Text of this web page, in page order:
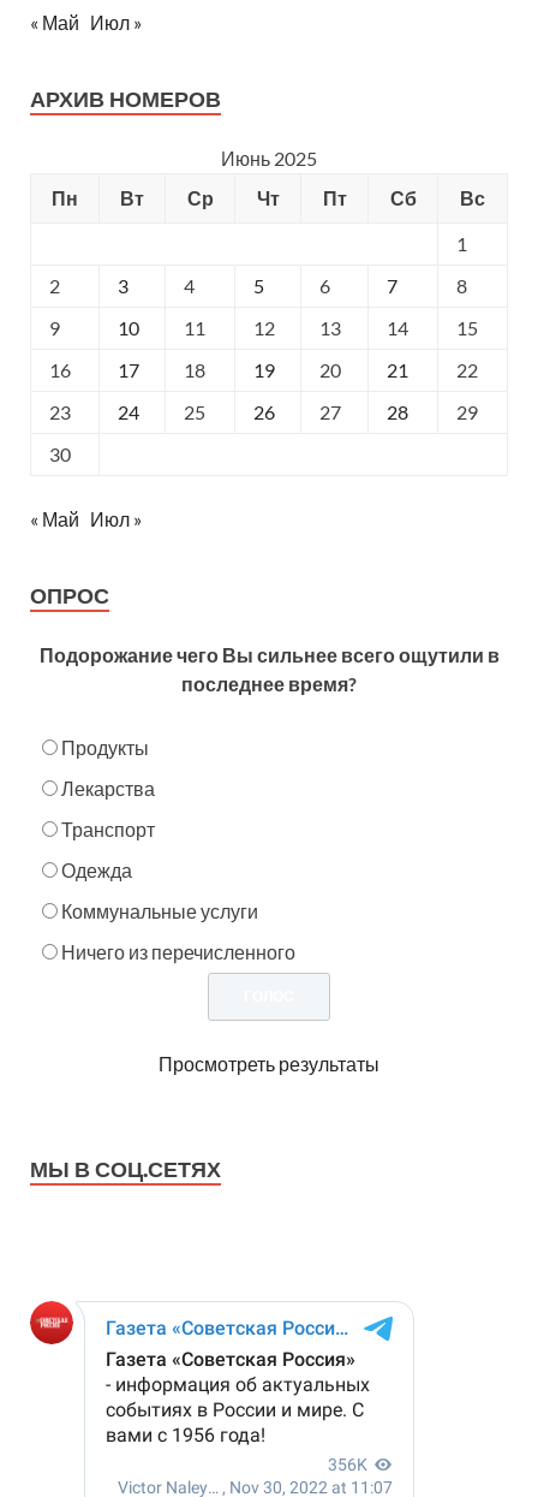
« Май Июл »
АРХИВ НОМЕРОВ
Июнь 2025
Пн
Вт Ср Чт Пт Сб
Вс
1
2
3 4 5 6 7
8
9
10 11 12 13 14
15
16
17 18 19 20 21
22
23
24 25 26 27 28
29
30
« Май Июл »
ОПРОС
Подорожание чего Вы сильнее всего ощутили в
последнее время?
Продукты
Лекарства
Транспорт
Одежда
Коммунальные услуги
Ничего из перечисленного
Просмотреть результаты
МЫ В СОЦ.СЕТЯХ